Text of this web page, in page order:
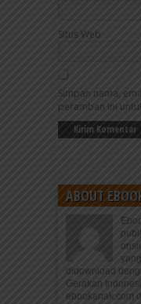
Situs Web
Simpan nama,
peramban ini
ABOUT
didownload
Gerakan
ebookanak.com